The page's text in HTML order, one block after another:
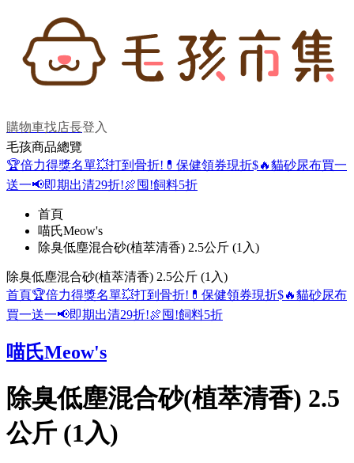
購物車找店長登入
毛孩商品總覽
🏆倍力得獎名單💥打到骨折! 💊保健領券現折$🔥貓砂尿布買一
送一📢即期出清29折!🍖囤!飼料5折
首頁
喵氏Meow's
除臭低塵混合砂(植萃清香) 2.5公斤 (1入)
除臭低塵混合砂(植萃清香) 2.5公斤 (1入)
首頁🏆倍力得獎名單💥打到骨折! 💊保健領券現折$🔥貓砂尿布
買一送一📢即期出清29折!🍖囤!飼料5折
喵氏Meow's
除臭低塵混合砂(植萃清香) 2.5
公斤 (1入)